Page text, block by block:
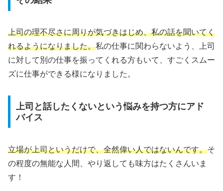
上司の理不尽さに周りが気づきはじめ、私の話を聞いてく
れるようになりました。私の仕事に関わらないよう、上司
に対して別の仕事を振ってくれる方もいて、すごくスムー
ズに仕事ができる様になりました。
上司と話したくないという悩みを持つ方にアド
バイス
立場が上司というだけで、全然偉い人ではないんです。そ
の程度の無能な人間、やり返しても味方はたくさんいま
す！